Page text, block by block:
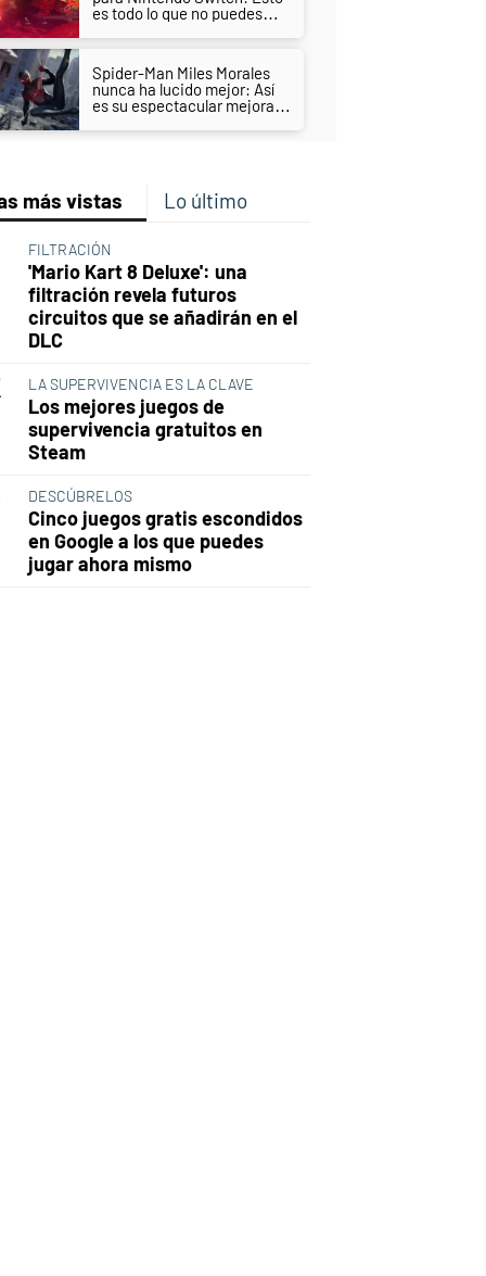
es todo lo que no puedes
Spider-Man Miles Morales
nunca ha lucido mejor: Así
es su espectacular mejora
más vistas Lo último
FILTRACIÓN
'Mario Kart 8 Deluxe': una
filtración revela futuros
circuitos que se añadirán en el
DLC
LA SUPERVIVENCIA ES LA CLAVE
Los mejores juegos de
supervivencia gratuitos en
Steam
DESCÚBRELOS
Cinco juegos gratis escondidos
en Google a los que puedes
jugar ahora mismo